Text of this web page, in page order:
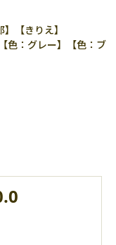
【きりえ】
色：グレー】【色：ブ